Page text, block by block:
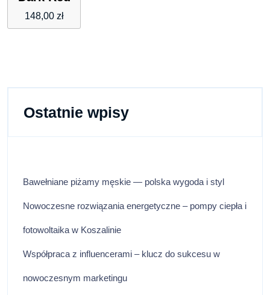
148,00 zł
Ostatnie wpisy
Bawełniane piżamy męskie — polska wygoda i styl
Nowoczesne rozwiązania energetyczne – pompy ciepła i
fotowoltaika w Koszalinie
Współpraca z influencerami – klucz do sukcesu w
nowoczesnym marketingu